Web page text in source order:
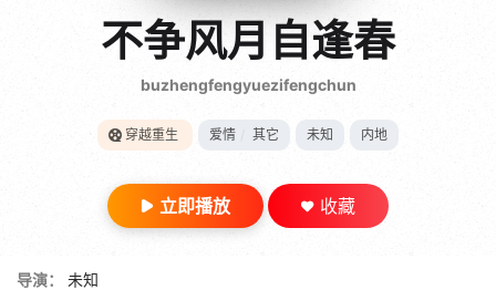
gt 0"}
28短剧
不争风月自逢春
buzhengfengyuezifengchun
穿越重生 爱情 其它 未知 内地
立即播放 收藏
导演：
未知